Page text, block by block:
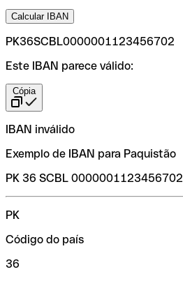
Calcular IBAN
PK36SCBL0000001123456702
Este IBAN parece válido:
Cópia
IBAN inválido
Exemplo de IBAN para Paquistão
PK 36 SCBL 0000001123456702
PK
Código do país
36